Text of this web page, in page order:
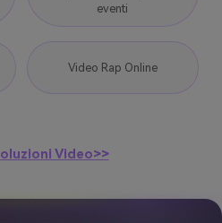
eventi
Video Rap Online
Video>>